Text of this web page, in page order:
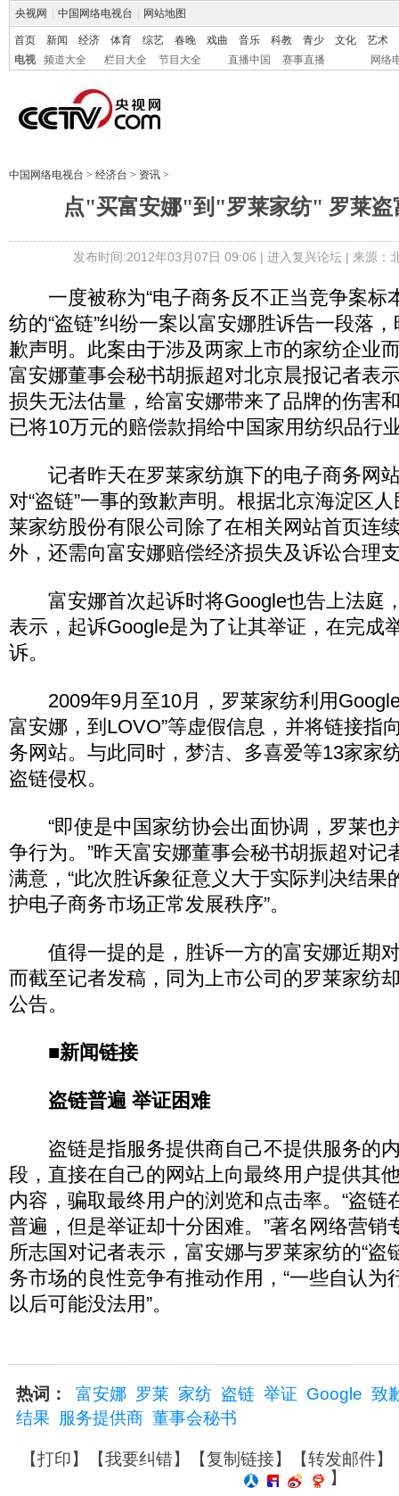
央视网 中国网络电视台 网站地图
首页 新闻 经济 体育 综艺 春晚 戏曲 音乐 科教 青少 文化
艺术
电视
频道大全 栏目大全 节目大全 直播中国 赛事直播 网络
中国网络电视台 > 经济台 > 资讯 >
点"买富安娜"到"罗莱家纺" 罗莱
发布时间:2012年03月07日 09:06 | 进入复兴论坛| 来源：
一度被称为“电子商务反不正当竞争案标
纺的“盗链”纠纷一案以富安娜胜诉告一段落
歉声明。此案由于涉及两家上市的家纺企业
富安娜董事会秘书胡振超对北京晨报记者表
损失无法估量，给富安娜带来了品牌的伤害
已将10万元的赔偿款捐给中国家用纺织品行
记者昨天在罗莱家纺旗下的电子商务网
对“盗链”一事的致歉声明。根据北京海淀区
莱家纺股份有限公司除了在相关网站首页连
外，还需向富安娜赔偿经济损失及诉讼合理
富安娜首次起诉时将Google也告上法庭
表示，起诉Google是为了让其举证，在完成
诉。
2009年9月至10月，罗莱家纺利用Google
富安娜，到LOVO”等虚假信息，并将链接指
务网站。与此同时，梦洁、多喜爱等13家家
盗链侵权。
“即使是中国家纺协会出面协调，罗莱也
争行为。”昨天富安娜董事会秘书胡振超对记
满意，“此次胜诉象征意义大于实际判决结果
护电子商务市场正常发展秩序”。
值得一提的是，胜诉一方的富安娜近期
而截至记者发稿，同为上市公司的罗莱家纺
公告。
■新闻链接
盗链普遍 举证困难
盗链是指服务提供商自己不提供服务的
段，直接在自己的网站上向最终用户提供其
内容，骗取最终用户的浏览和点击率。“盗链
普遍，但是举证却十分困难。”著名网络营销
所志国对记者表示，富安娜与罗莱家纺的“盗
务市场的良性竞争有推动作用，“一些自认为
以后可能没法用”。
热词： 富安娜 罗莱 家纺 盗链 举证 Google 致
结果
服务提供商 董事会秘书
【打印】【我要纠错】【复制链接】【转发邮件】
】